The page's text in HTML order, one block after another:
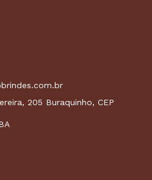
205 Buraquinho, CEP